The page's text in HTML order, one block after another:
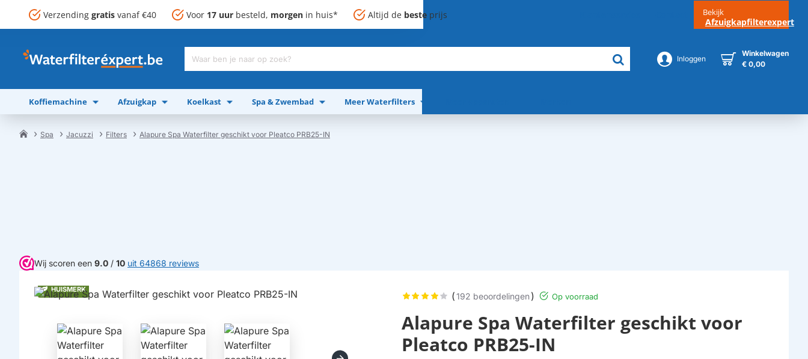
Verzending gratis vanaf €40 Voor 17 uur besteld, morgen in huis* Altijd de beste prijs Bekijk
Afzuigkapfilterexpert
Waar
je
naar
op
Inloggen
Winkelwagen
€ 0,00
Koffiemachine Afzuigkap Koelkast Spa & Zwembad Meer Waterfilters
Spa Jacuzzi Filters Alapure Spa Waterfilter geschikt voor Pleatco PRB25-IN
Wij scoren een 9.0 / 10 uit 64868 reviews
HUISMERK
Alapure Spa Waterfilter geschikt voor
Pleatco PRB25-IN
(192 beoordelingen) Op voorraad